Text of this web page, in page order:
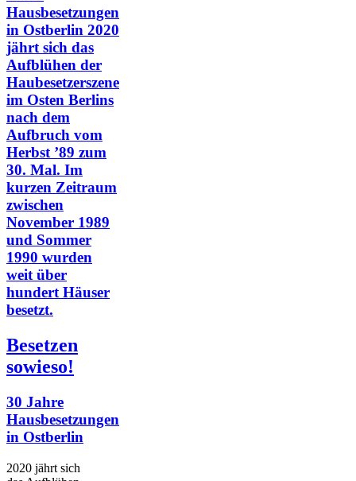
Besetzen
sowieso!
30 Jahre
Hausbesetzungen
in Ostberlin
2020 jährt sich